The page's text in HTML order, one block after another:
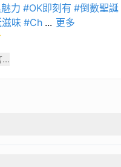
力 #OK即刻有 #倒數聖誕
味#Ch ... 更多